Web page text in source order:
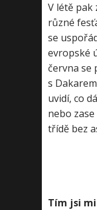
V létě pak
různé
se
evropské
června se
s
uvidí, co
nebo
třídě bez
Tím jsi